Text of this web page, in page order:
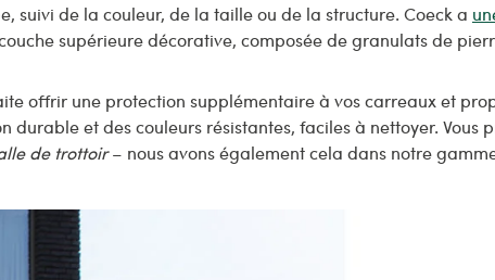
suivi de la couleur, de la taille ou de la structure. Coeck a
supérieure décorative, composée de granulats de
offrir une protection supplémentaire à vos carreaux et
durable et des couleurs résistantes, faciles à nettoyer.
de trottoir – nous avons également cela dans notre